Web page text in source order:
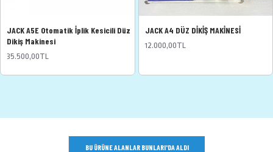
JACK A5E Otomatik İplik Kesicili Düz
Dikiş Makinesi
35.500,00TL
JACK A4 DÜZ DİKİŞ MAKİNESİ
12.000,00TL
BU ÜRÜNE ALANLAR BUNLARI'DA ALDI